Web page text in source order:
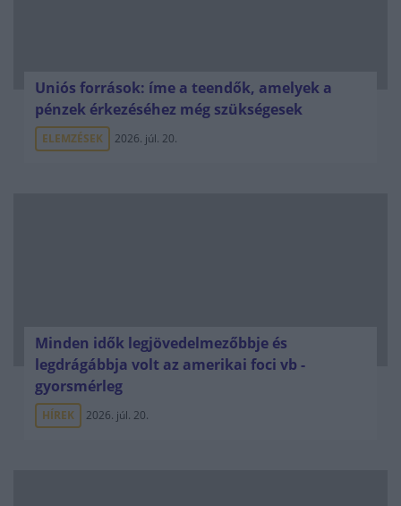
Uniós források: íme a teendők, amelyek a
pénzek érkezéséhez még szükségesek
ELEMZÉSEK 2026. júl. 20.
Minden idők legjövedelmezőbbje és
legdrágábbja volt az amerikai foci vb -
gyorsmérleg
HÍREK 2026. júl. 20.